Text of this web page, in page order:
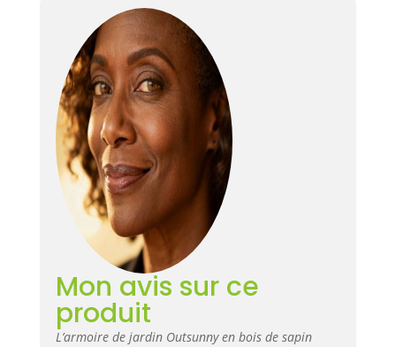
loqueteaux magnétiques et
poignées en alliage d'aluminium
: fermeture impeccable,
possibilité d'installer un
cadenas pour sécuriser vos
outils MODÈLE RÉSISTANT AUX
INTEMPÉRIES : Fabriqué en bois
de sapin massif recouvert de
vernis et toit incliné en asphalte
pour protéger la remise à outils
de la corrosion pendant des
années - Conçue aussi bien
pour l'extérieur que l'intérieur
SPÉCIFICATIONS : Dim. totales :
77,5L x 88l x 83/90Hcm - Dim.
intérieure : 76L x 66l x 81H cm -
Charge max : 40kg (étagère),
70kg (Dessus)
Mon avis sur ce
produit
L’armoire de jardin Outsunny en bois de sapin